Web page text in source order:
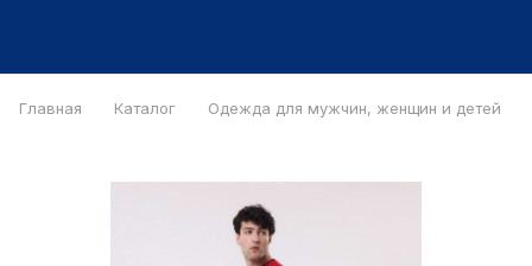
Главная Каталог Одежда для мужчин, женщин и детей